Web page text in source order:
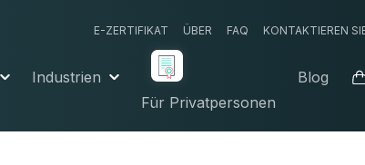
E-ZERTIFIKAT ÜBER FAQ KONTAKTIEREN
Industrien
Für Privatpersonen
Blog